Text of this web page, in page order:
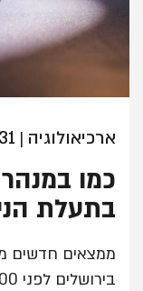
ארכיאולוגיה | 31 אוגוסט 2024
כמו
בתעלת
ממצאים חדשים